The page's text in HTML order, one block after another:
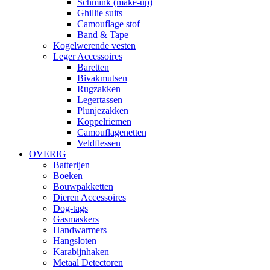
Ghillie suits
Camouflage stof
Band & Tape
Kogelwerende vesten
Leger Accessoires
Baretten
Bivakmutsen
Rugzakken
Legertassen
Plunjezakken
Koppelriemen
Camouflagenetten
Veldflessen
OVERIG
Batterijen
Boeken
Bouwpakketten
Dieren Accessoires
Dog-tags
Gasmaskers
Handwarmers
Hangsloten
Karabijnhaken
Metaal Detectoren